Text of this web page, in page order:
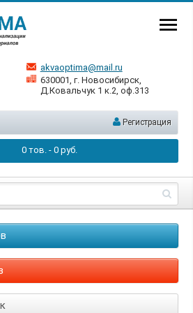
akvaoptima@mail.ru
630001, г. Новосибирск,
Д.Ковальчук 1 к.2, оф.313
Регистрация
0тов. - 0руб.